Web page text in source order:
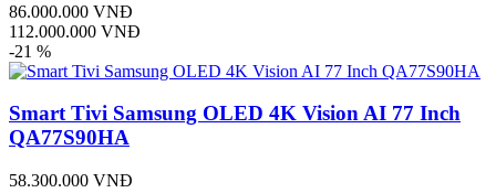
86.000.000 VNĐ
112.000.000 VNĐ
-21 %
Smart Tivi Samsung OLED 4K Vision AI 77 Inch
QA77S90HA
58.300.000 VNĐ